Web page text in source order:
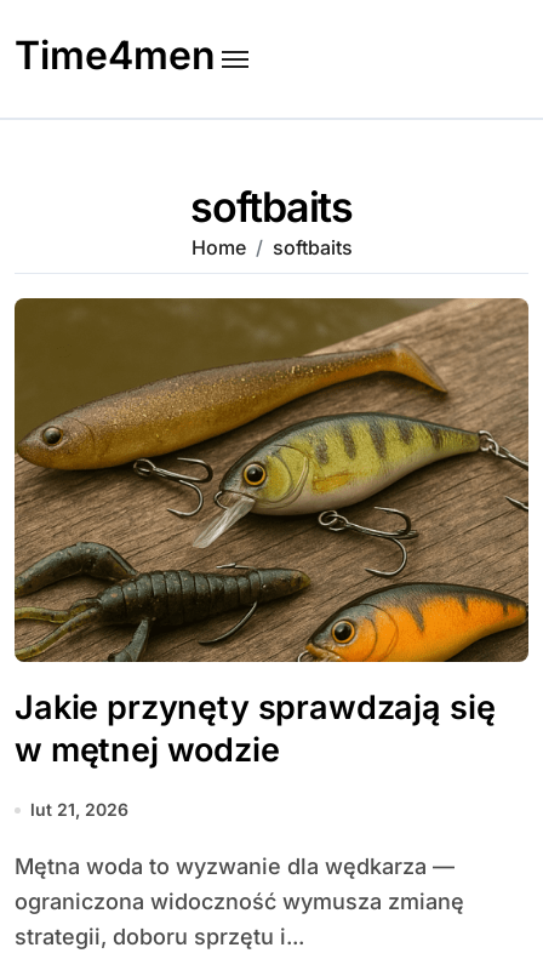
to
content
Time4men
softbaits
Home softbaits
Jakie przynęty sprawdzają się
w mętnej wodzie
lut 21, 2026
Mętna woda to wyzwanie dla wędkarza —
ograniczona widoczność wymusza zmianę
strategii, doboru sprzętu i...